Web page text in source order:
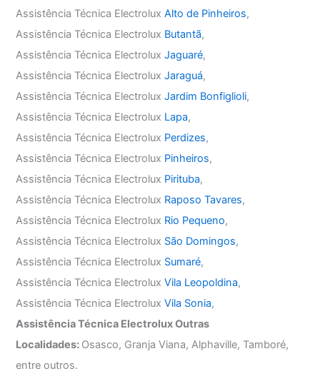
Assistência Técnica ElectroluxAlto de Pinheiros,
Assistência Técnica Electrolux Butantã,
Assistência Técnica ElectroluxJaguaré,
Assistência Técnica ElectroluxJaraguá,
Assistência Técnica ElectroluxJardim Bonfiglioli,
Assistência Técnica Electrolux Lapa,
Assistência Técnica Electrolux Perdizes,
Assistência Técnica Electrolux Pinheiros,
Assistência Técnica Electrolux Pirituba,
Assistência Técnica Electrolux Raposo Tavares,
Assistência Técnica Electrolux Rio Pequeno,
Assistência Técnica Electrolux São Domingos,
Assistência Técnica Electrolux Sumaré,
Assistência Técnica ElectroluxVila Leopoldina,
Assistência Técnica ElectroluxVila Sonia,
Assistência Técnica Electrolux Outras
Localidades: Osasco, Granja Viana, Alphaville, Tamboré,
entre outros.